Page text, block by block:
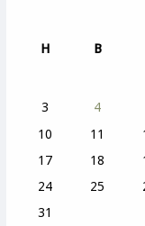
H
B
3
4
10
11
17
18
24
25
31